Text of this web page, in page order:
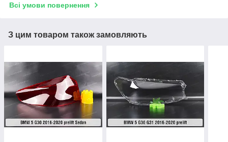
Всі умови повернення
З цим товаром також замовляють